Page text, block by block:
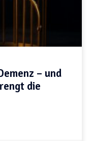
– und
die